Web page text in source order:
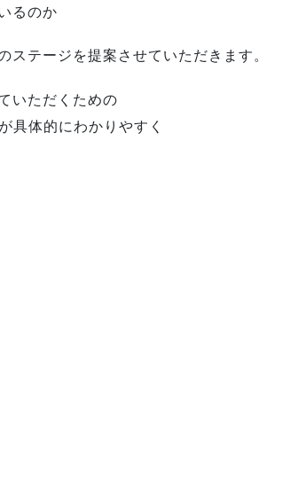
るのか
テージを提案させていただきます。
いただくための
具体的にわかりやすく